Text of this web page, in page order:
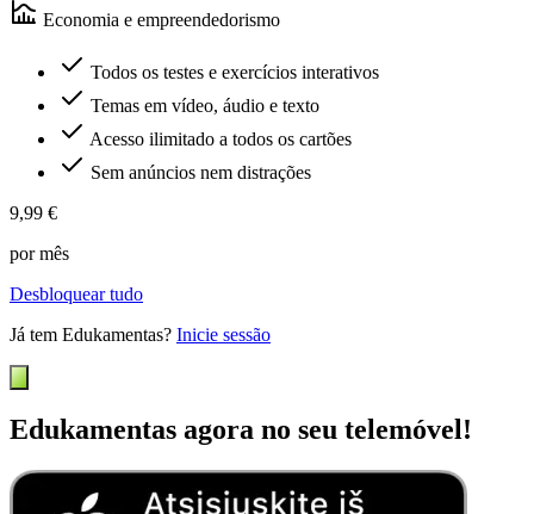
Economia e empreendedorismo
Todos os testes e exercícios interativos
Temas em vídeo, áudio e texto
Acesso ilimitado a todos os cartões
Sem anúncios nem distrações
9,99 €
por mês
Desbloquear tudo
Já tem Edukamentas? Inicie sessão
Edukamentas agora no seu telemóvel!